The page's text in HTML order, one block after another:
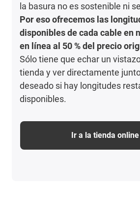
la basura no es sostenible ni
Por eso ofrecemos las
disponibles de cada cable en
en línea al 50 % del precio
Sólo tiene que echar un
tienda y ver directamente
deseado si hay longitudes
disponibles.
Ir a la tienda online